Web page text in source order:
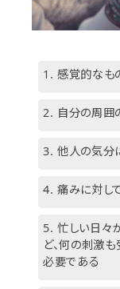
1. 感覚的なも
2. 自分の周囲
3. 他人の気分
4. 痛みに対し
5. 忙しい日々
ど、何の刺激
必要である